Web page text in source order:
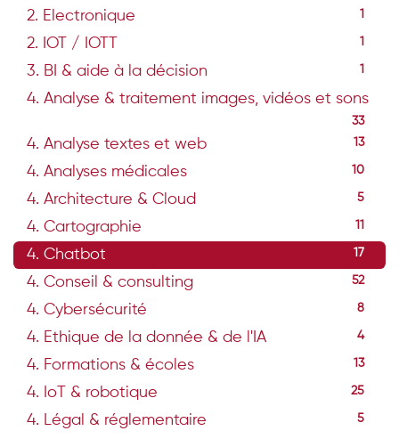
2. Electronique 1
2. IOT / IOTT 1
3. BI & aide à la décision 1
4. Analyse & traitement images, vidéos et sons
33
4. Analyse textes et web 13
4. Analyses médicales 10
4. Architecture & Cloud 5
4. Cartographie
4. Chatbot 17
4. Conseil & consulting 52
4. Cybersécurité 8
4. Ethique de la donnée & de l'IA 4
4. Formations & écoles 13
4. IoT & robotique 25
4. Légal & réglementaire 5